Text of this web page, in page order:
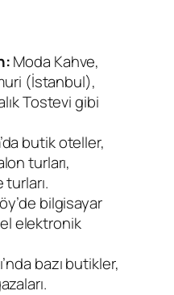
Moda Kahve,
(İstanbul),
Tostevi gibi
butik oteller,
turları,
bilgisayar
elektronik
bazı butikler,